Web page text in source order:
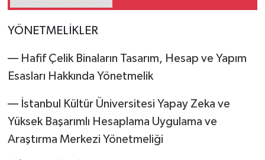
YÖNETMELİKLER
–– Hafif Çelik Binaların Tasarım, Hesap ve Yapım
Esasları Hakkında Yönetmelik
–– İstanbul Kültür Üniversitesi Yapay Zeka ve
Yüksek Başarımlı Hesaplama Uygulama ve
Araştırma Merkezi Yönetmeliği